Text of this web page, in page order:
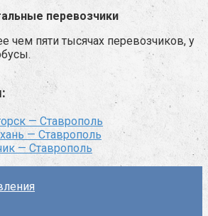
перевозчики
чем пяти тысячах перевозчиков, у
— Ставрополь
— Ставрополь
— Ставрополь